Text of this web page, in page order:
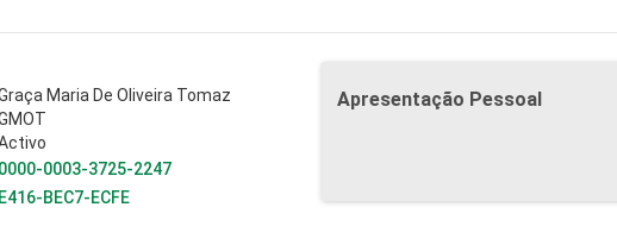
Maria De Oliveira Tomaz
0000-0003-3725-2247
E416-BEC7-ECFE
Apresentação Pessoal